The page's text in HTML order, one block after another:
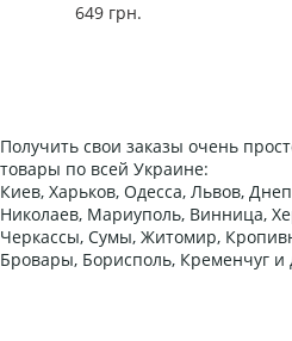
649 грн.
Получить свои заказы очень
товары по всей Украине:
Киев, Харьков, Одесса, Львов,
Николаев, Мариуполь, Винница,
Черкассы, Сумы, Житомир,
Бровары, Борисполь, Кременчуг и